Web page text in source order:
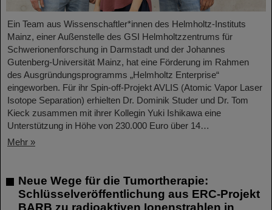
Ein Team aus Wissenschaftler*innen des Helmholtz-Instituts
Mainz, einer Außenstelle des GSI Helmholtzzentrums für
Schwerionenforschung in Darmstadt und der Johannes
Gutenberg-Universität Mainz, hat eine Förderung im Rahmen
des Ausgründungsprogramms „Helmholtz Enterprise“
eingeworben. Für ihr Spin-off-Projekt AVLIS (Atomic Vapor Laser
Isotope Separation) erhielten Dr. Dominik Studer und Dr. Tom
Kieck zusammen mit ihrer Kollegin Yuki Ishikawa eine
Unterstützung in Höhe von 230.000 Euro über 14…
Mehr »
Neue Wege für die Tumortherapie:
Schlüsselveröffentlichung aus ERC-Projekt
BARB zu radioaktiven Ionenstrahlen in